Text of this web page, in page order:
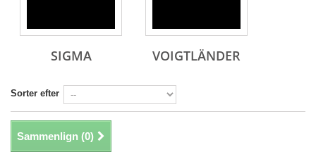
SIGMA VOIGTLÄNDER
Sorter efter
Sammenlign (0)